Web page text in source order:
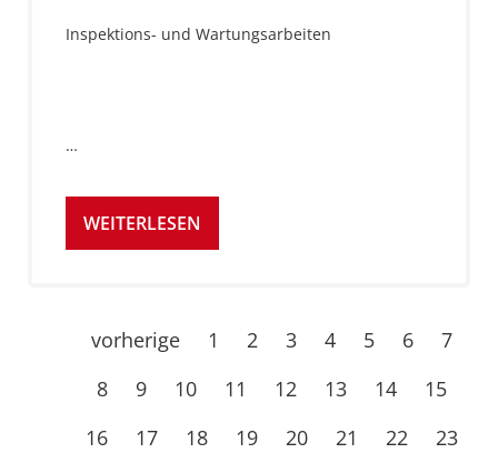
Inspektions- und Wartungsarbeiten
…
WEITERLESEN
vorherige 1 2 3 4 5 6
7
8
9 10 11 12 13 14
15
16
17 18 19 20 21 22
23